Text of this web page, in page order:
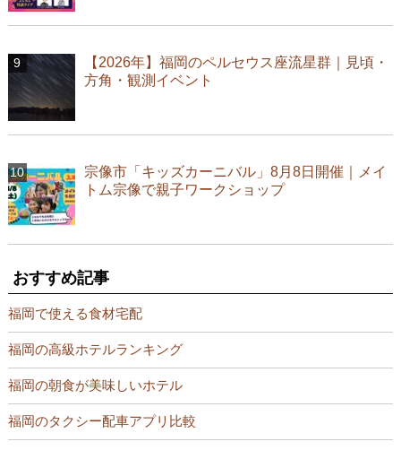
【2026年】福岡のペルセウス座流星群｜見頃・
方角・観測イベント
宗像市「キッズカーニバル」8月8日開催｜メイ
トム宗像で親子ワークショップ
おすすめ記事
福岡で使える食材宅配
福岡の高級ホテルランキング
福岡の朝食が美味しいホテル
福岡のタクシー配車アプリ比較